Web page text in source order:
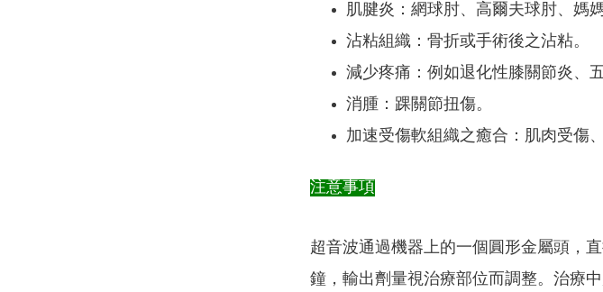
肌腱炎：網球肘、高爾夫球肘、媽
沾粘組織：骨折或手術後之沾粘。
減少疼痛：例如退化性膝關節炎、
消腫：踝關節扭傷。
加速受傷軟組織之癒合：肌肉受傷
注意事項
超音波通過機器上的一個圓形金屬頭，
鐘，輸出劑量視治療部位而調整。治療